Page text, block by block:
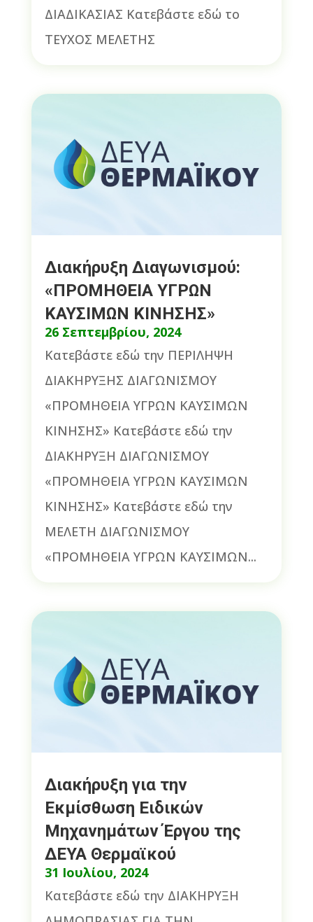
ΔΙΑΔΙΚΑΣΙΑΣ Κατεβάστε εδώ το
ΤΕΥΧΟΣ ΜΕΛΕΤΗΣ
Διακήρυξη Διαγωνισμού:
«ΠΡΟΜΗΘΕΙΑ ΥΓΡΩΝ
ΚΑΥΣΙΜΩΝ ΚΙΝΗΣΗΣ»
26 Σεπτεμβρίου, 2024
Κατεβάστε εδώ την ΠΕΡΙΛΗΨΗ
ΔΙΑΚΗΡΥΞΗΣ ΔΙΑΓΩΝΙΣΜΟΥ
«ΠΡΟΜΗΘΕΙΑ ΥΓΡΩΝ ΚΑΥΣΙΜΩΝ
ΚΙΝΗΣΗΣ» Κατεβάστε εδώ την
ΔΙΑΚΗΡΥΞΗ ΔΙΑΓΩΝΙΣΜΟΥ
«ΠΡΟΜΗΘΕΙΑ ΥΓΡΩΝ ΚΑΥΣΙΜΩΝ
ΚΙΝΗΣΗΣ» Κατεβάστε εδώ την
ΜΕΛΕΤΗ ΔΙΑΓΩΝΙΣΜΟΥ
«ΠΡΟΜΗΘΕΙΑ ΥΓΡΩΝ ΚΑΥΣΙΜΩΝ...
Διακήρυξη για την
Εκμίσθωση Ειδικών
Μηχανημάτων Έργου της
ΔΕΥΑ Θερμαϊκού
31 Ιουλίου, 2024
Κατεβάστε εδώ την ΔΙΑΚΗΡΥΞΗ